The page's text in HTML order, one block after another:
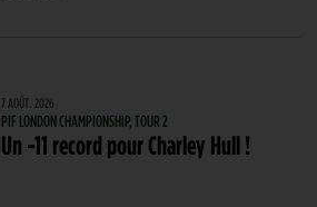
7 AOÛT. 2026
PIF LONDON CHAMPIONSHIP, TOUR 2
Un -11 record pour Charley Hull !